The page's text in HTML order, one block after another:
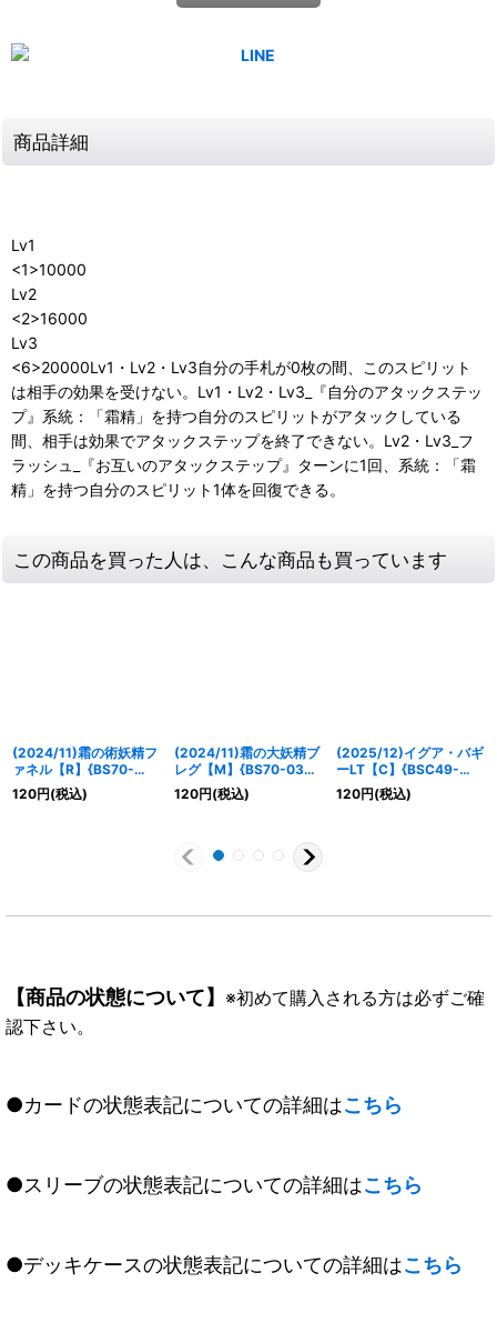
商品詳細
Lv1
<1>10000
Lv2
<2>16000
Lv3
<6>20000Lv1・Lv2・Lv3自分の手札が0枚の間、このスピリット
は相手の効果を受けない。Lv1・Lv2・Lv3_『自分のアタックステッ
プ』系統：「霜精」を持つ自分のスピリットがアタックしている
間、相手は効果でアタックステップを終了できない。Lv2・Lv3_フ
ラッシュ_『お互いのアタックステップ』ターンに1回、系統：「霜
精」を持つ自分のスピリット1体を回復できる。
この商品を買った人は、こんな商品も買っています
(2024/11)霜の術妖精フ
ァネル【R】{BS70-
041}《白》
120円(税込)
(2024/11)霜の大妖精ブ
レグ【M】{BS70-039}
《白》
120円(税込)
(2025/12)イグア・バギ
ーLT【C】{BSC49-
028}《白》
120円(税込)
【商品の状態について】 ※初めて購入される方は必ずご確
認下さい。
●カードの状態表記についての詳細はこちら
●スリーブの状態表記についての詳細はこちら
●デッキケースの状態表記についての詳細はこちら